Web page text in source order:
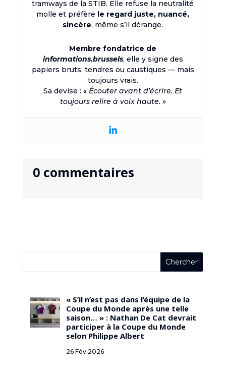
tramways de la STIB. Elle refuse la neutralité
molle et préfère le regard juste, nuancé,
sincère, même s’il dérange.
Membre fondatrice de
informations.brussels, elle y signe des
papiers bruts, tendres ou caustiques — mais
toujours vrais.
Sa devise :« Écouter avant d’écrire. Et
toujours relire à voix haute. »
0 commentaires
« S’il n’est pas dans l’équipe de la
Coupe du Monde après une telle
saison… » : Nathan De Cat devrait
participer à la Coupe du Monde
selon Philippe Albert
26 Fév 2026